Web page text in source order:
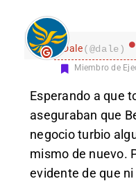
Dale(@dale)
Miembro de
Esperando a que
aseguraban que
negocio turbio
mismo de nuevo.
evidente de que ni